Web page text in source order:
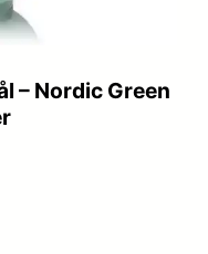
– Nordic Green